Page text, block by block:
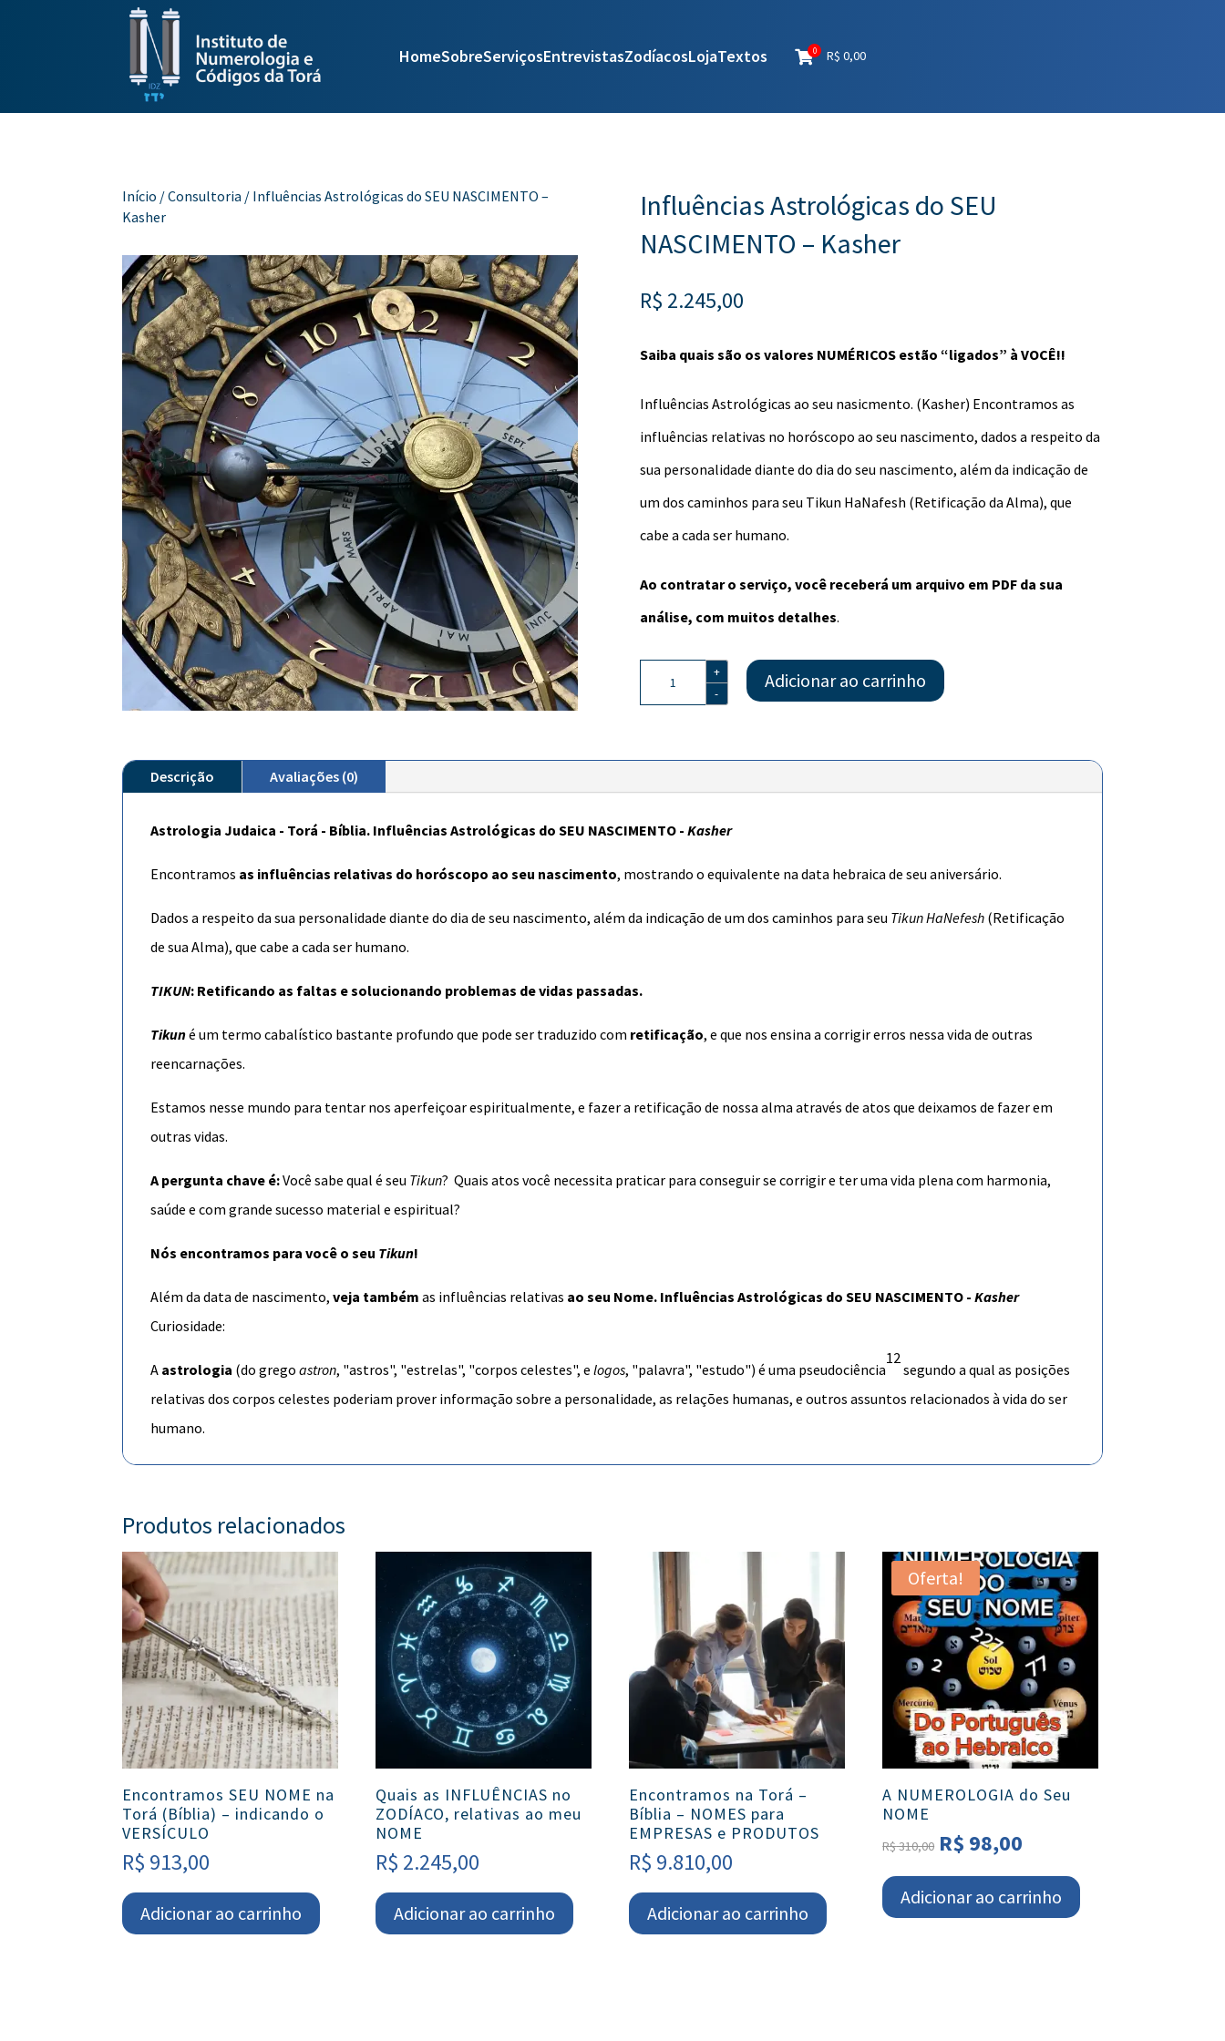
HomeSobreServiçosEntrevistasZodíacosLojaTextos 0 R$ 0,00
Início /Consultoria / Influências Astrológicas do SEU NASCIMENTO –
Kasher
Influências Astrológicas do SEU
NASCIMENTO – Kasher
R$ 2.245,00
Saiba quais são os valores NUMÉRICOS estão “ligados” à VOCÊ!!
Influências Astrológicas ao seu nasicmento. (Kasher) Encontramos as
influências relativas no horóscopo ao seu nascimento, dados a respeito da
sua personalidade diante do dia do seu nascimento, além da indicação de
um dos caminhos para seu Tikun HaNafesh (Retificação da Alma), que
cabe a cada ser humano.
Ao contratar o serviço, você receberá um arquivo em PDF da sua
análise, com muitos detalhes.
Astrológicas
Kasher
+
-
Adicionar ao carrinho
Descrição Avaliações (0)
Astrologia Judaica - Torá - Bíblia. Influências Astrológicas do SEU NASCIMENTO -Kasher
Encontramos as influências relativas do horóscopo ao seu nascimento, mostrando o equivalente na data hebraica de seu aniversário.
Dados a respeito da sua personalidade diante do dia de seu nascimento, além da indicação de um dos caminhos para seu Tikun HaNefesh (Retificação
de sua Alma), que cabe a cada ser humano.
TIKUN: Retificando as faltas e solucionando problemas de vidas passadas.
Tikuné um termo cabalístico bastante profundo que pode ser traduzido com retificação, e que nos ensina a corrigir erros nessa vida de outras
reencarnações.
Estamos nesse mundo para tentar nos aperfeiçoar espiritualmente, e fazer a retificação de nossa alma através de atos que deixamos de fazer em
outras vidas.
A pergunta chave é:Você sabe qual é seu Tikun? Quais atos você necessita praticar para conseguir se corrigir e ter uma vida plena com harmonia,
saúde e com grande sucesso material e espiritual?
Nós encontramos para você o seu Tikun!
Além da data de nascimento,veja também as influências relativas ao seu Nome. Influências Astrológicas do SEU NASCIMENTO -Kasher
Curiosidade:
A astrologia (dogrego astron, "astros", "estrelas", "corpos celestes", elogos, "palavra", "estudo") é uma pseudociência
12
segundo a qual as posições
relativas doscorpos celestes poderiam prover informação sobre a personalidade, as relações humanas, e outros assuntos relacionados à vida do ser
humano.
Produtos relacionados
Encontramos SEU NOME na
Torá (Bíblia) – indicando o
VERSÍCULO
R$ 913,00
Adicionar ao carrinho
Quais as INFLUÊNCIAS no
ZODÍACO, relativas ao meu
NOME
R$ 2.245,00
Adicionar ao carrinho
Encontramos na Torá –
Bíblia – NOMES para
EMPRESAS e PRODUTOS
R$ 9.810,00
Adicionar ao carrinho
Oferta!
A NUMEROLOGIA do Seu
NOME
R$310,00 O
original
era:
R$ 98,00
atual
é:
Adicionar ao carrinho